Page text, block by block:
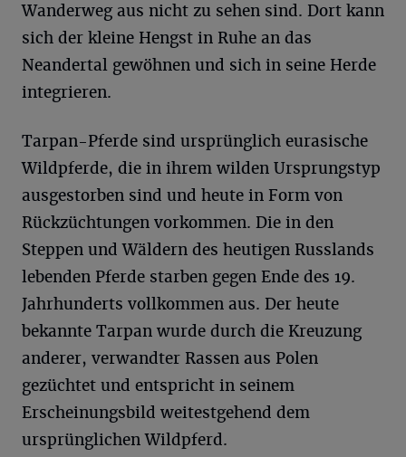
Wanderweg aus nicht zu sehen sind. Dort kann
sich der kleine Hengst in Ruhe an das
Neandertal gewöhnen und sich in seine Herde
integrieren.
Tarpan-Pferde sind ursprünglich eurasische
Wildpferde, die in ihrem wilden Ursprungstyp
ausgestorben sind und heute in Form von
Rückzüchtungen vorkommen. Die in den
Steppen und Wäldern des heutigen Russlands
lebenden Pferde starben gegen Ende des 19.
Jahrhunderts vollkommen aus. Der heute
bekannte Tarpan wurde durch die Kreuzung
anderer, verwandter Rassen aus Polen
gezüchtet und entspricht in seinem
Erscheinungsbild weitestgehend dem
ursprünglichen Wildpferd.